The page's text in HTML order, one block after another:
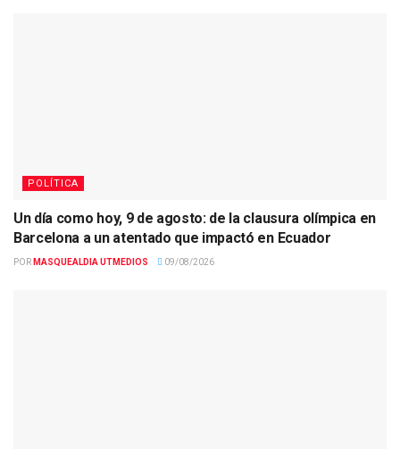
POLÍTICA
Un día como hoy, 9 de agosto: de la clausura olímpica en
Barcelona a un atentado que impactó en Ecuador
POR MASQUEALDIA UTMEDIOS 09/08/2026